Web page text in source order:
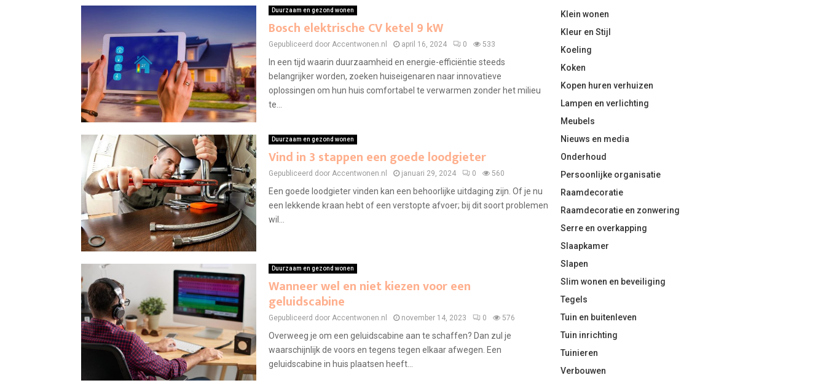
Duurzaam en gezond wonen
Bosch elektrische CV ketel 9 kW
Gepubliceerd door Accentwonen.nl april 16, 2024 0 533
In een tijd waarin duurzaamheid en energie-efficiëntie steeds
belangrijker worden, zoeken huiseigenaren naar innovatieve
oplossingen om hun huis comfortabel te verwarmen zonder het milieu
te...
Duurzaam en gezond wonen
Vind in 3 stappen een goede loodgieter
Gepubliceerd door Accentwonen.nl januari 29, 2024 0 560
Een goede loodgieter vinden kan een behoorlijke uitdaging zijn. Of je nu
een lekkende kraan hebt of een verstopte afvoer; bij dit soort problemen
wil...
Duurzaam en gezond wonen
Wanneer wel en niet kiezen voor een
geluidscabine
Gepubliceerd door Accentwonen.nl november 14, 2023 0 576
Overweeg je om een geluidscabine aan te schaffen? Dan zul je
waarschijnlijk de voors en tegens tegen elkaar afwegen. Een
geluidscabine in huis plaatsen heeft...
Klein wonen
Kleur en Stijl
Koeling
Koken
Kopen huren verhuizen
Lampen en verlichting
Meubels
Nieuws en media
Onderhoud
Persoonlijke organisatie
Raamdecoratie
Raamdecoratie en zonwering
Serre en overkapping
Slaapkamer
Slapen
Slim wonen en beveiliging
Tegels
Tuin en buitenleven
Tuin inrichting
Tuinieren
Verbouwen